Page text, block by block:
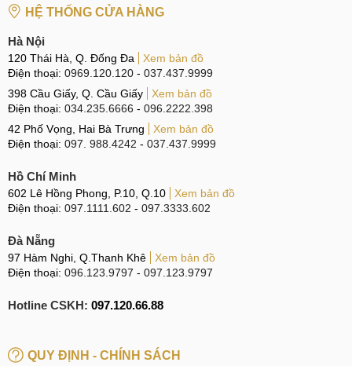
HỆ THỐNG CỬA HÀNG
Hà Nội
120 Thái Hà, Q. Đống Đa
Xem bản đồ
Điện thoại: 0969.120.120 - 037.437.9999
398 Cầu Giấy, Q. Cầu Giấy
Xem bản đồ
Điện thoại: 034.235.6666 - 096.2222.398
42 Phố Vọng, Hai Bà Trưng
Xem bản đồ
Điện thoại: 097. 988.4242 - 037.437.9999
Hồ Chí Minh
602 Lê Hồng Phong, P.10, Q.10
Xem bản đồ
Điện thoại: 097.1111.602 - 097.3333.602
Đà Nẵng
97 Hàm Nghi, Q.Thanh Khê
Xem bản đồ
Điện thoại: 096.123.9797 - 097.123.9797
Hotline CSKH: 097.120.66.88
QUY ĐỊNH - CHÍNH SÁCH